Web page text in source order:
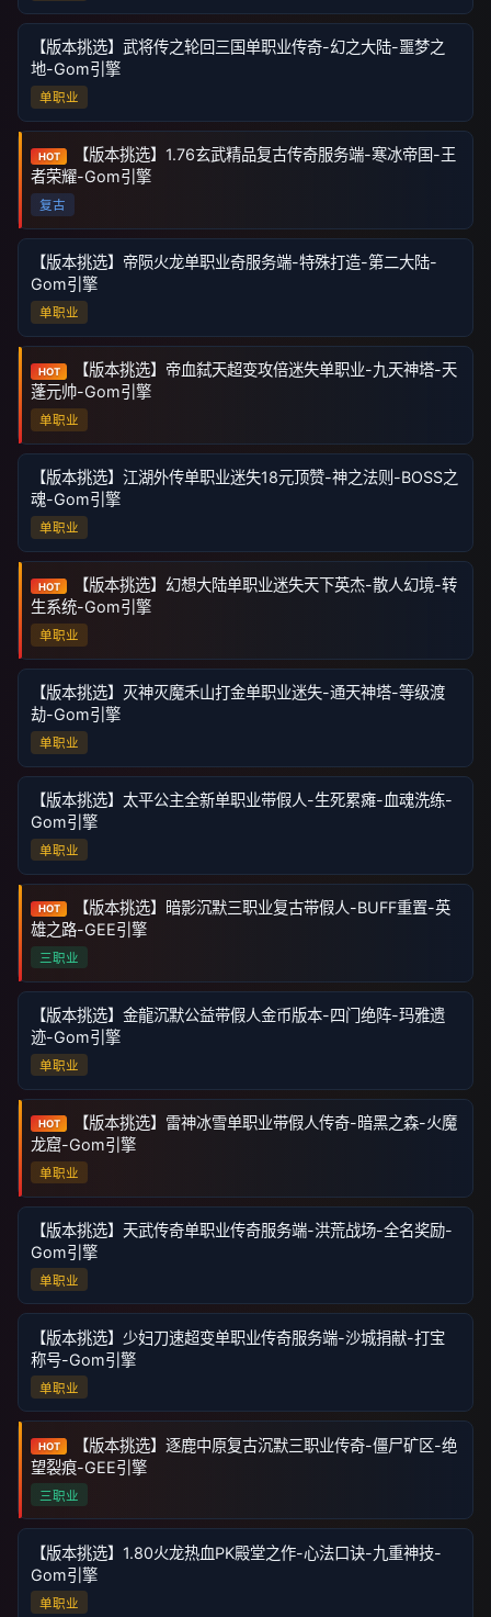
【版本挑选】武将传之轮回三国单职业传奇-幻之大陆-噩梦之
地-Gom引擎
单职业
HOT
【版本挑选】1.76玄武精品复古传奇服务端-寒冰帝国-王
者荣耀-Gom引擎
复古
【版本挑选】帝陨火龙单职业奇服务端-特殊打造-第二大陆-
Gom引擎
单职业
HOT
【版本挑选】帝血弑天超变攻倍迷失单职业-九天神塔-天
蓬元帅-Gom引擎
单职业
【版本挑选】江湖外传单职业迷失18元顶赞-神之法则-BOSS之
魂-Gom引擎
单职业
HOT
【版本挑选】幻想大陆单职业迷失天下英杰-散人幻境-转
生系统-Gom引擎
单职业
【版本挑选】灭神灭魔禾山打金单职业迷失-通天神塔-等级渡
劫-Gom引擎
单职业
【版本挑选】太平公主全新单职业带假人-生死累瘫-血魂洗练-
Gom引擎
单职业
HOT
【版本挑选】暗影沉默三职业复古带假人-BUFF重置-英
雄之路-GEE引擎
三职业
【版本挑选】金龍沉默公益带假人金币版本-四门绝阵-玛雅遗
迹-Gom引擎
单职业
HOT
【版本挑选】雷神冰雪单职业带假人传奇-暗黑之森-火魔
龙窟-Gom引擎
单职业
【版本挑选】天武传奇单职业传奇服务端-洪荒战场-全名奖励-
Gom引擎
单职业
【版本挑选】少妇刀速超变单职业传奇服务端-沙城捐献-打宝
称号-Gom引擎
单职业
HOT
【版本挑选】逐鹿中原复古沉默三职业传奇-僵尸矿区-绝
望裂痕-GEE引擎
三职业
【版本挑选】1.80火龙热血PK殿堂之作-心法口诀-九重神技-
Gom引擎
单职业